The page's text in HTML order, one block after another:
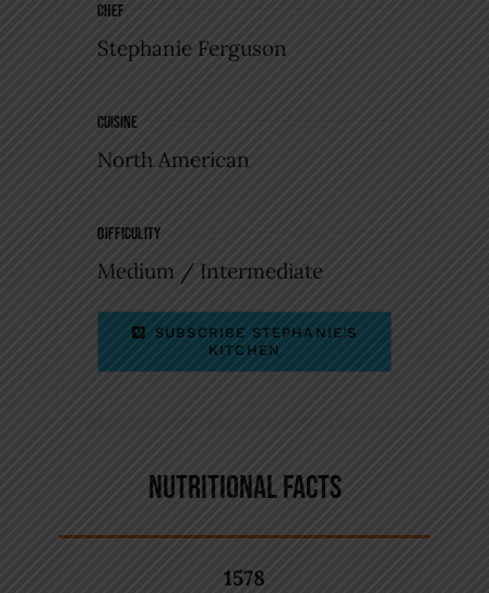
CHEF
Stephanie Ferguson
CUISINE
North American
DIFFICULITY
Medium / Intermediate
SUBSCRIBE STEPHANIE’S
KITCHEN
NUTRITIONAL FACTS
1578